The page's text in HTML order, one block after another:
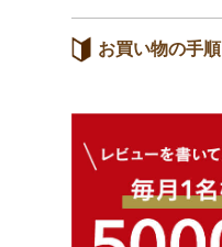
お買い物の手順